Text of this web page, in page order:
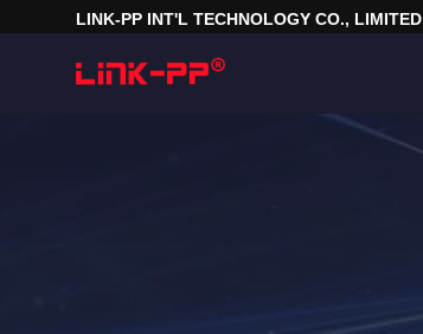
LINK-PP INT'L TECHNOLOGY CO., LIMITED